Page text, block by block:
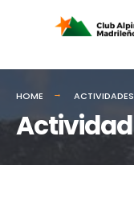
HOME ACTIVIDADES
Actividad